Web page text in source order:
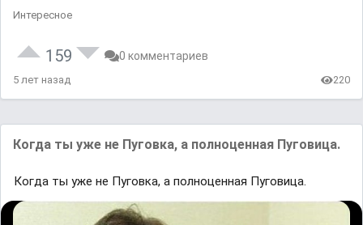
Интересное
159 0 комментариев
5 лет назад 220
Когда ты уже не Пуговка, а полноценная Пуговица.
Когда ты уже не Пуговка, а полноценная Пуговица.